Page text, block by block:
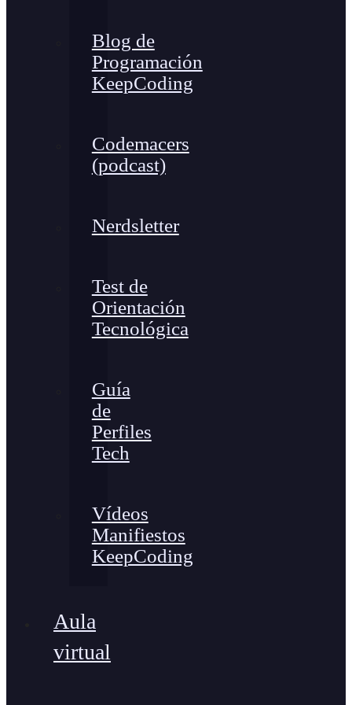
Blog de
Programación
KeepCoding
Codemacers
(podcast)
Nerdsletter
Test de
Orientación
Tecnológica
Guía
de
Perfiles
Tech
Vídeos
Manifiestos
KeepCoding
Aula
virtual